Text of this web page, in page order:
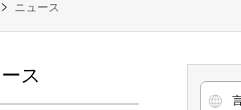
ニュース
ス